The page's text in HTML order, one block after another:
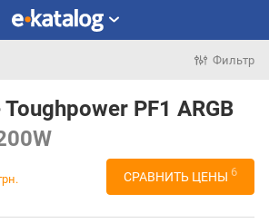
Фильтр
PF1 ARGB
СРАВНИТЬ ЦЕНЫ 6